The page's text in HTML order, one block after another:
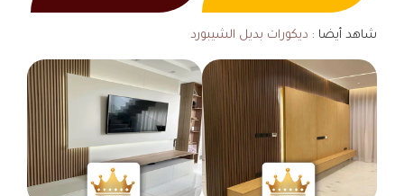
شاهد أيضا : ديكورات بديل الشيبورد